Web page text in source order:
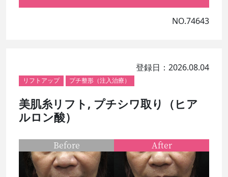
NO.74643
登録日：2026.08.04
リフトアップ プチ整形（注入治療）
美肌糸リフト, プチシワ取り（ヒア
ルロン酸）
Before After